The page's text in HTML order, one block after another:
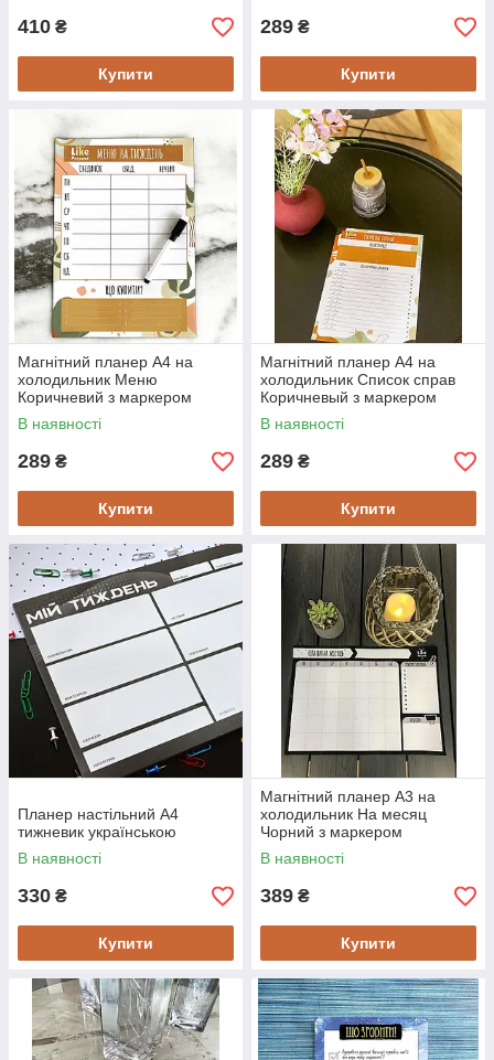
410 ₴
Купити
289 ₴
Купити
Магнітний планер А4 на
холодильник Меню
Коричневий з маркером
багаторазовий
В наявності
289 ₴
Купити
Магнітний планер А4 на
холодильник Список справ
Коричневый з маркером
багаторазовий
В наявності
289 ₴
Купити
Планер настільний А4
тижневик українською
В наявності
330 ₴
Купити
Магнітний планер А3 на
холодильник На месяц
Чорний з маркером
багаторазовий
В наявності
389 ₴
Купити